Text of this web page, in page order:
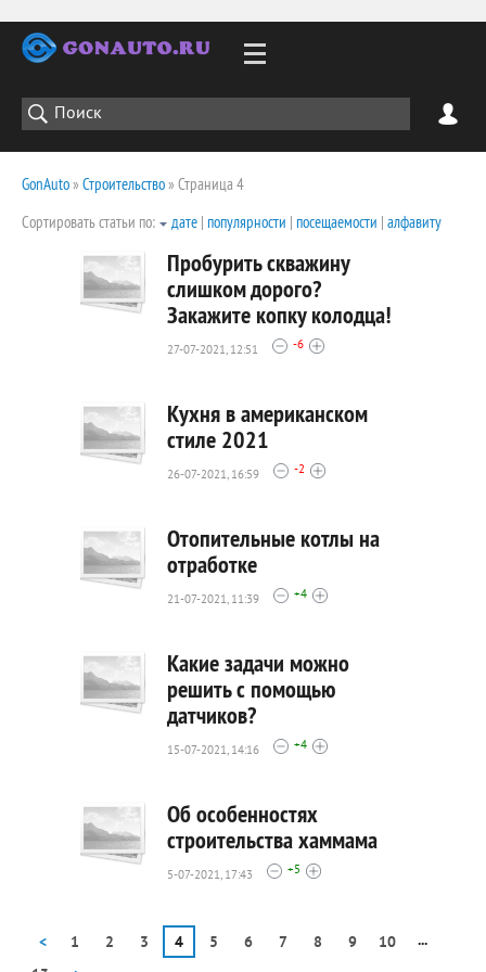
GonAuto» Строительство» Страница 4
Сортировать статьи по:
дате | популярности | посещаемости | алфавиту
Пробурить скважину
слишком дорого?
Закажите копку колодца!
27-07-2021, 12:51 -6
Кухня в американском
стиле 2021
26-07-2021, 16:59 -2
Отопительные котлы на
отработке
21-07-2021, 11:39 +4
Какие задачи можно
решить с помощью
датчиков?
15-07-2021, 14:16 +4
Об особенностях
строительства хаммама
5-07-2021, 17:43 +5
< 1 2 3 4 5 6 7 8 9 10
...